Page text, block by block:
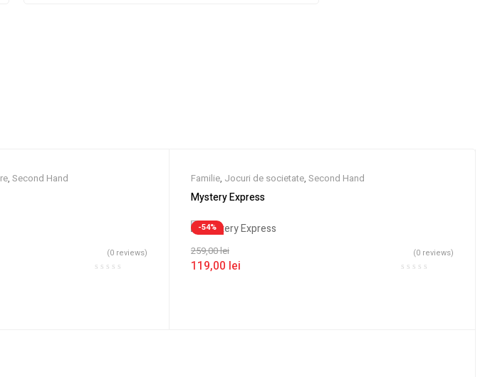
, Second Hand
(0 reviews)
Familie, Jocuri de societate, Second Hand
Mystery Express
-54%
259,00lei
119,00 lei
(0 reviews)